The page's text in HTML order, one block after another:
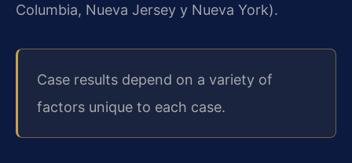
Columbia, Nueva Jersey y Nueva York).
Case results depend on a variety of
factors unique to each case.